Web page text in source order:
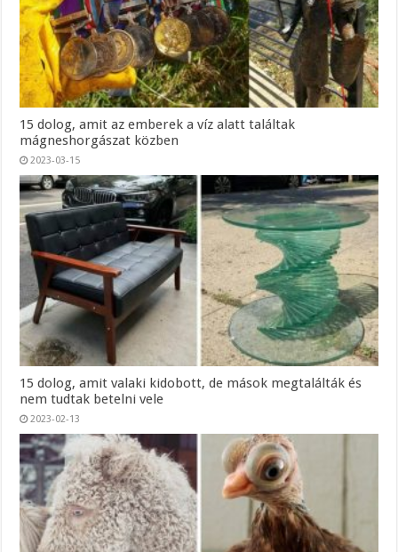
15 dolog, amit az emberek a víz alatt találtak
mágneshorgászat közben
2023-03-15
15 dolog, amit valaki kidobott, de mások megtalálták és
nem tudtak betelni vele
2023-02-13